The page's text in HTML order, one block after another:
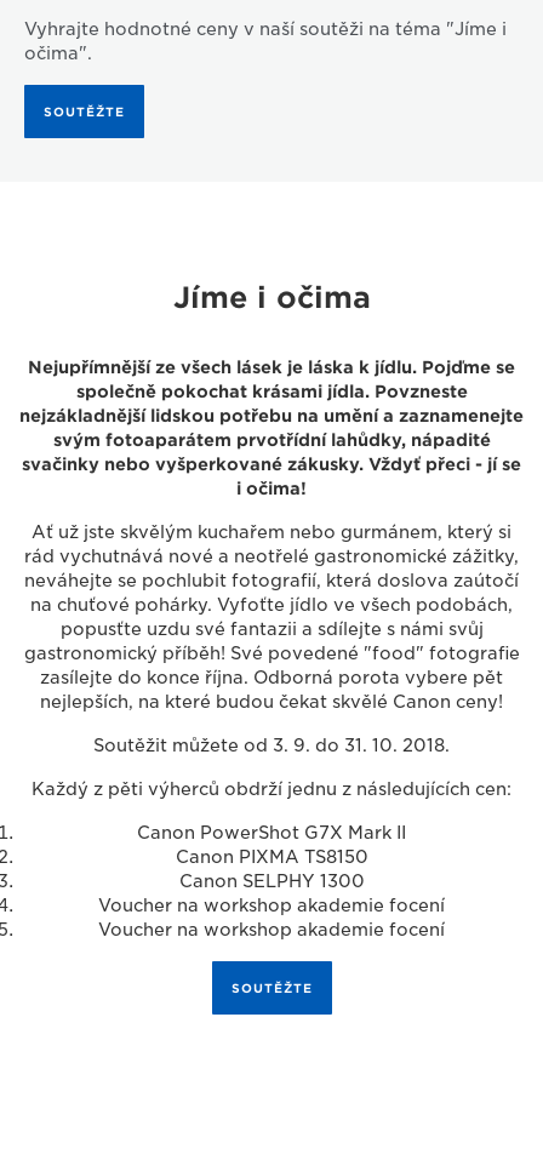
Vyhrajte hodnotné ceny v naší soutěži na téma "Jíme i
očima".
SOUTĚŽTE
Jíme i očima
Nejupřímnější ze všech lásek je láska k jídlu. Pojďme se
společně pokochat krásami jídla. Povzneste
nejzákladnější lidskou potřebu na umění a zaznamenejte
svým fotoaparátem prvotřídní lahůdky, nápadité
svačinky nebo vyšperkované zákusky. Vždyť přeci - jí se
i očima!
Ať už jste skvělým kuchařem nebo gurmánem, který si
rád vychutnává nové a neotřelé gastronomické zážitky,
neváhejte se pochlubit fotografií, která doslova zaútočí
na chuťové pohárky. Vyfoťte jídlo ve všech podobách,
popusťte uzdu své fantazii a sdílejte s námi svůj
gastronomický příběh! Své povedené "food" fotografie
zasílejte do konce října. Odborná porota vybere pět
nejlepších, na které budou čekat skvělé Canon ceny!
Soutěžit můžete od 3. 9. do 31. 10. 2018.
Každý z pěti výherců obdrží jednu z následujících cen:
Canon PowerShot G7X Mark II
Canon PIXMA TS8150
Canon SELPHY 1300
Voucher na workshop akademie focení
Voucher na workshop akademie focení
SOUTĚŽTE